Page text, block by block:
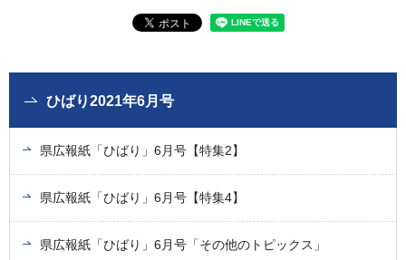
ひばり2021年6月号
県広報紙「ひばり」6月号【特集2】
県広報紙「ひばり」6月号【特集4】
県広報紙「ひばり」6月号「その他のトピックス」